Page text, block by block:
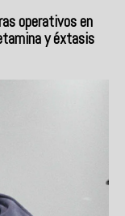
operativos en
y éxtasis